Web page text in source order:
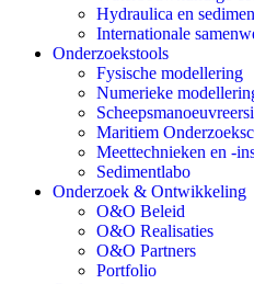
Hydraulica en
Internationale
Onderzoekstools
Fysische modellering
Numerieke
Maritiem
Meettechnieken en -
Sedimentlabo
Onderzoek & Ontwikkeling
O&O Beleid
O&O Realisaties
O&O Partners
Portfolio